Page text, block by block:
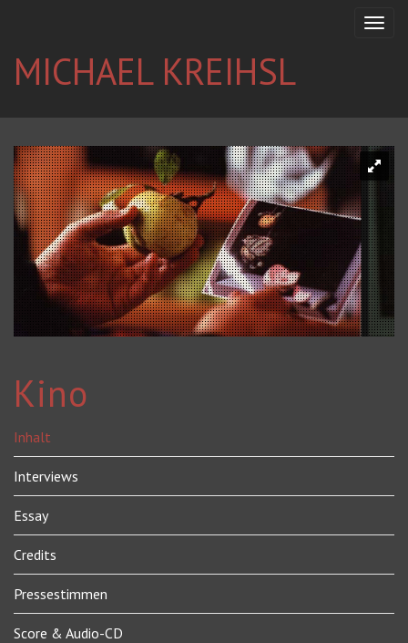
MICHAEL KREIHSL
Kino
Inhalt
Interviews
Essay
Credits
Pressestimmen
Score & Audio-CD